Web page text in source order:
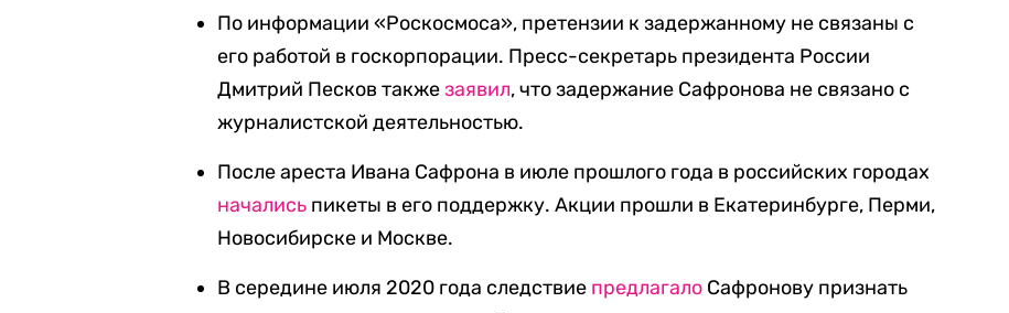
По информации «Роскосмоса», претензии к задержанному не связаны с
его работой в госкорпорации. Пресс-секретарь президента России
Дмитрий Песков такжезаявил, что задержание Сафронова не связано с
журналистской деятельностью.
После ареста Ивана Сафрона в июле прошлого года в российских городах
начались пикеты в его поддержку. Акции прошли в Екатеринбурге, Перми,
Новосибирске и Москве.
В середине июля 2020 года следствие предлагало Сафронову признать